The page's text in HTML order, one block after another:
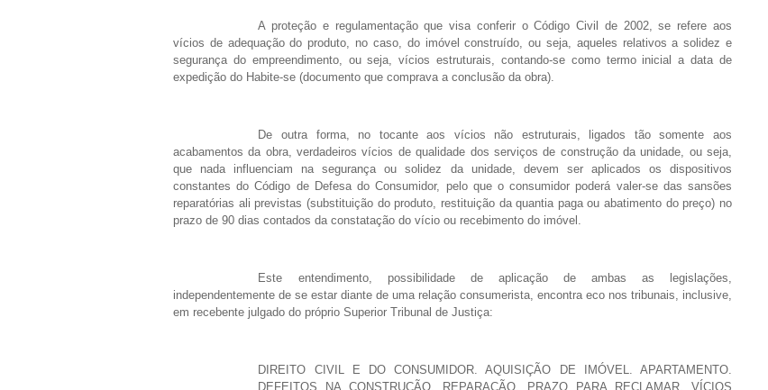
A proteção e regulamentação que visa conferir o Código Civil de 2002, se refere aos
vícios de adequação do produto, no caso, do imóvel construído, ou seja, aqueles relativos a solidez e
segurança do empreendimento, ou seja, vícios estruturais, contando-se como termo inicial a data de
expedição do Habite-se (documento que comprava a conclusão da obra).
De outra forma, no tocante aos vícios não estruturais, ligados tão somente aos
acabamentos da obra, verdadeiros vícios de qualidade dos serviços de construção da unidade, ou seja,
que nada influenciam na segurança ou solidez da unidade, devem ser aplicados os dispositivos
constantes do Código de Defesa do Consumidor, pelo que o consumidor poderá valer-se das sansões
reparatórias ali previstas (substituição do produto, restituição da quantia paga ou abatimento do preço) no
prazo de 90 dias contados da constatação do vício ou recebimento do imóvel.
Este entendimento, possibilidade de aplicação de ambas as legislações,
independentemente de se estar diante de uma relação consumerista, encontra eco nos tribunais, inclusive,
em recebente julgado do próprio Superior Tribunal de Justiça:
DIREITO CIVIL E DO CONSUMIDOR. AQUISIÇÃO DE IMÓVEL. APARTAMENTO.
DEFEITOS NA CONSTRUÇÃO. REPARAÇÃO. PRAZO PARA RECLAMAR. VÍCIOS